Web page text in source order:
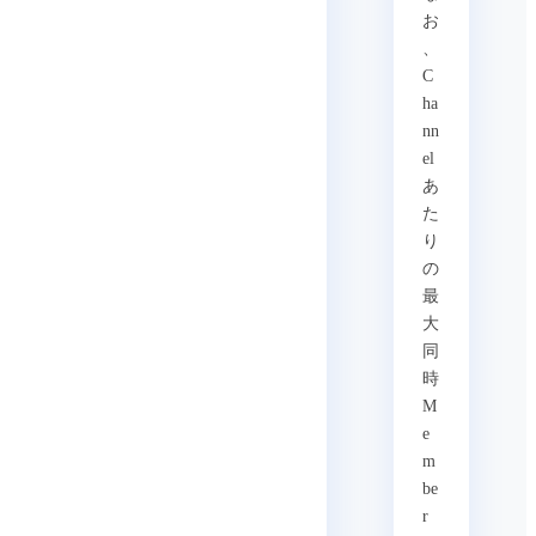
お
、
C
ha
nn
el
あ
た
り
の
最
大
同
時
M
e
m
be
r